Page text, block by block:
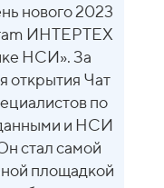
нового 2023
ИНТЕРТЕХ
НСИ». За
открытия Чат
по
и НСИ
стал самой
площадкой